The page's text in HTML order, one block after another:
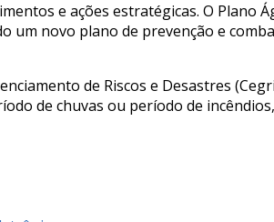
e ações estratégicas. O
um novo plano de prevenção e
de Riscos e Desastres
de chuvas ou período de